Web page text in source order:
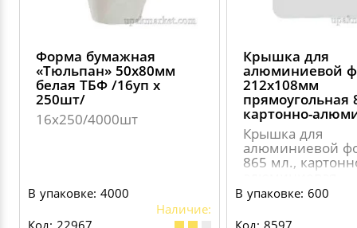
Форма бумажная
«Тюльпан» 50х80мм
белая ТБФ /16уп х
250шт/
16х250/4000шт
В упаковке: 4000
Наличие:
Код: 22967
Крышка для
алюминиевой
212х108мм
прямоугольная
картонно-
Крышка для
алюминиевой
865 мл.,
алюминиевая
В упаковке: 600
Код: 8597